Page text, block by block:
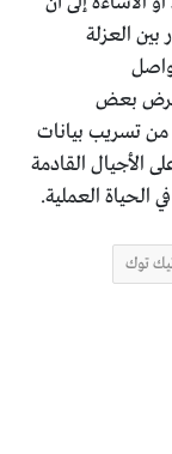
بين العزلة
يحرض بعض
تسريب بيانات
الأجيال القادمة
العملية.
توك